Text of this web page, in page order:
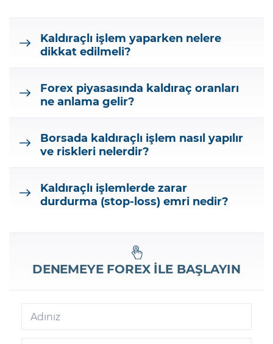
Kaldıraçlı işlem yaparken nelere
dikkat edilmeli?
Forex piyasasında kaldıraç oranları
ne anlama gelir?
Borsada kaldıraçlı işlem nasıl yapılır
ve riskleri nelerdir?
Kaldıraçlı işlemlerde zarar
durdurma (stop-loss) emri nedir?
DENEMEYE FOREX İLE BAŞLAYIN
Adınız